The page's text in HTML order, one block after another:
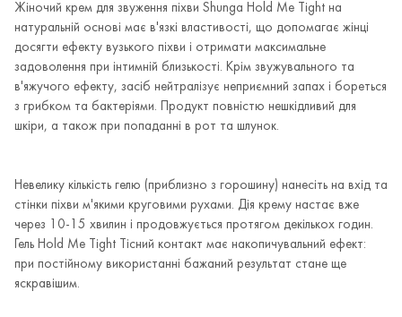
Жіночий крем для звуження піхви Shunga Hold Me Tight на
натуральній основі має в'язкі властивості, що допомагає жінці
досягти ефекту вузького піхви і отримати максимальне
задоволення при інтимній близькості. Крім звужувального та
в'яжучого ефекту, засіб нейтралізує неприємний запах і бореться
з грибком та бактеріями. Продукт повністю нешкідливий для
шкіри, а також при попаданні в рот та шлунок.
Невелику кількість гелю (приблизно з горошину) нанесіть на вхід та
стінки піхви м'якими круговими рухами. Дія крему настає вже
через 10-15 хвилин і продовжується протягом декількох годин.
Гель Hold Me Tight Тісний контакт має накопичувальний ефект:
при постійному використанні бажаний результат стане ще
яскравішим.